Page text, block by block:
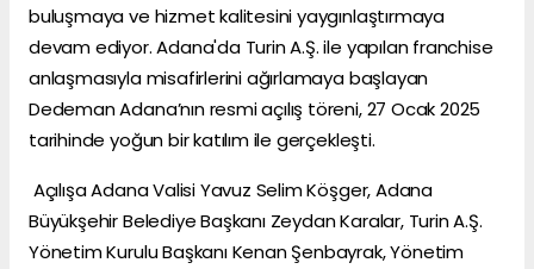
buluşmaya ve hizmet kalitesini yaygınlaştırmaya
devam ediyor. Adana'da Turin A.Ş. ile yapılan franchise
anlaşmasıyla misafirlerini ağırlamaya başlayan
Dedeman Adana’nın resmi açılış töreni, 27 Ocak 2025
tarihinde yoğun bir katılım ile gerçekleşti.
Açılışa Adana Valisi Yavuz Selim Köşger, Adana
Büyükşehir Belediye Başkanı Zeydan Karalar, Turin A.Ş.
Yönetim Kurulu Başkanı Kenan Şenbayrak, Yönetim